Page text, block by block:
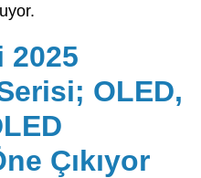
2025
OLED,
Çıkıyor